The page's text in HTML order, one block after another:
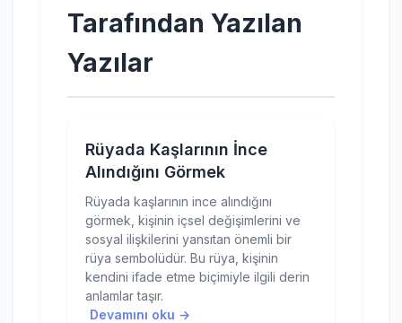
Tarafından Yazılan
Yazılar
Rüyada Kaşlarının İnce
Alındığını Görmek
Rüyada kaşlarının ince alındığını
görmek, kişinin içsel değişimlerini ve
sosyal ilişkilerini yansıtan önemli bir
rüya sembolüdür. Bu rüya, kişinin
kendini ifade etme biçimiyle ilgili derin
anlamlar taşır.
Devamını oku →